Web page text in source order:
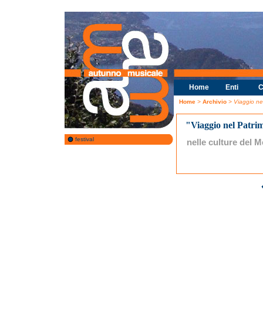
festival
Home Enti
Home > Archivio > Viaggio
"Viaggio nel
nelle culture del